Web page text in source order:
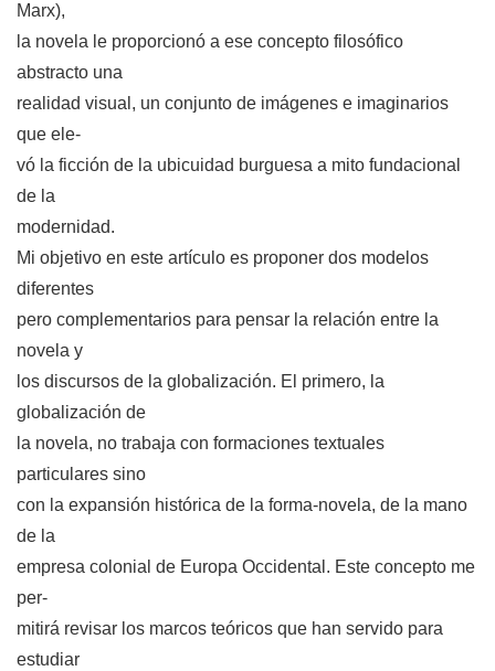
Marx),
la novela le proporcionó a ese concepto filosófico
abstracto una
realidad visual, un conjunto de imágenes e imaginarios
que ele-
vó la ficción de la ubicuidad burguesa a mito fundacional
de la
modernidad.
Mi objetivo en este artículo es proponer dos modelos
diferentes
pero complementarios para pensar la relación entre la
novela y
los discursos de la globalización. El primero, la
globalización de
la novela, no trabaja con formaciones textuales
particulares sino
con la expansión histórica de la forma-novela, de la mano
de la
empresa colonial de Europa Occidental. Este concepto me
per-
mitirá revisar los marcos teóricos que han servido para
estudiar